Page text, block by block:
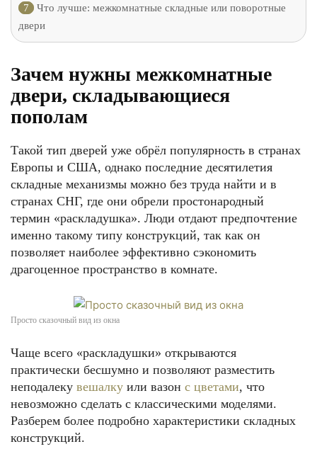
7
Что лучше: межкомнатные складные или поворотные
двери
Зачем нужны межкомнатные
двери, складывающиеся
пополам
Такой тип дверей уже обрёл популярность в странах
Европы и США, однако последние десятилетия
складные механизмы можно без труда найти и в
странах СНГ, где они обрели простонародный
термин «раскладушка». Люди отдают предпочтение
именно такому типу конструкций, так как он
позволяет наиболее эффективно сэкономить
драгоценное пространство в комнате.
Просто сказочный вид из окна
Чаще всего «раскладушки» открываются
практически бесшумно и позволяют разместить
неподалеку вешалку или вазон с цветами, что
невозможно сделать с классическими моделями.
Разберем более подробно характеристики складных
конструкций.